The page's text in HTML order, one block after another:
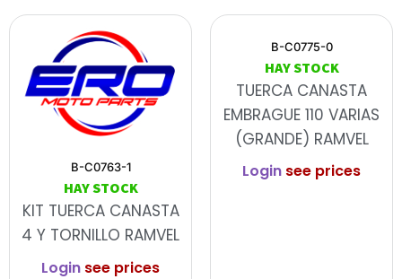
B-C0763-1
HAY STOCK
KIT TUERCA CANASTA
4 Y TORNILLO RAMVEL
Login see prices
B-C0775-0
HAY STOCK
TUERCA CANASTA
EMBRAGUE 110 VARIAS
(GRANDE) RAMVEL
Login see prices